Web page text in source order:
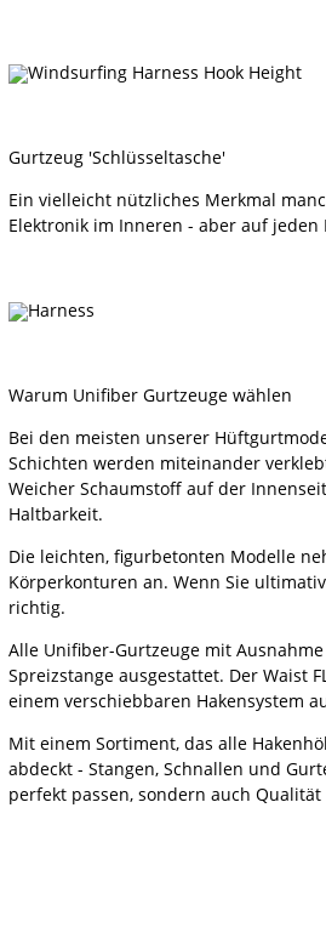
Gurtzeug 'Schlüsseltasche'
Ein vielleicht nützliches Merkmal
Elektronik im Inneren - aber auf
Warum Unifiber Gurtzeuge wählen
Bei den meisten unserer
Schichten werden miteinander
Weicher Schaumstoff auf der
Haltbarkeit.
Die leichten, figurbetonten Modelle
Körperkonturen an. Wenn Sie
richtig.
Alle Unifiber-Gurtzeuge mit
Spreizstange ausgestattet. Der Waist
einem verschiebbaren Hakensystem
Mit einem Sortiment, das alle
abdeckt - Stangen, Schnallen und
perfekt passen, sondern auch